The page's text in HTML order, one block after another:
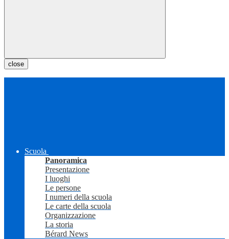
close
Scuola
Panoramica
Presentazione
I luoghi
Le persone
I numeri della scuola
Le carte della scuola
Organizzazione
La storia
Bérard News